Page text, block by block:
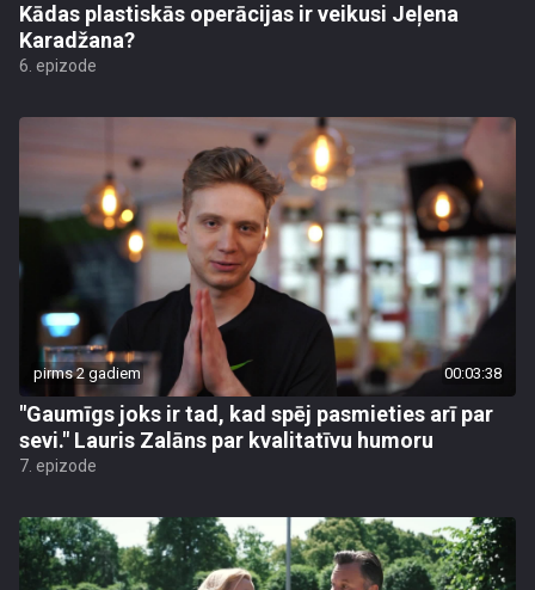
Kādas plastiskās operācijas ir veikusi Jeļena
Karadžana?
6. epizode
pirms 2 gadiem 00:03:38
"Gaumīgs joks ir tad, kad spēj pasmieties arī par
sevi." Lauris Zalāns par kvalitatīvu humoru
7. epizode